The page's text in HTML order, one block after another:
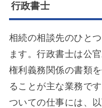
行政書士
相続の相談先のひと
ます。行政書士は公
権利義務関係の書類
ることが主な業務で
ついての仕事には、以